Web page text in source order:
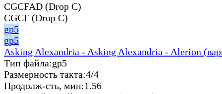
CGCFAD (Drop C)
CGCF (Drop C)
gp5
gp5
Asking Alexandria - Asking Alexandria - Alerion
Тип файла:gp5
Размерность такта:4/4
Продолж-сть, мин:1.56